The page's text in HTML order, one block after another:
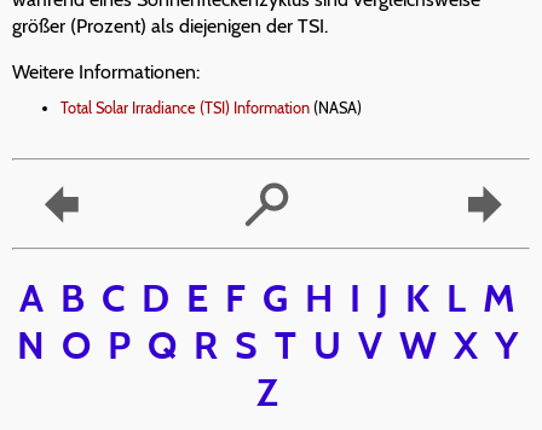
größer (Prozent) als diejenigen der TSI.
Weitere Informationen:
Total Solar Irradiance (TSI) Information (NASA)
A B C D E F G H I J K L M
N O P Q R S T U V W X Y
Z